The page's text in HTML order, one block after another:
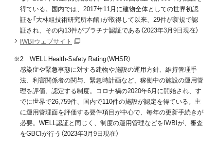
得ている。国内では、2017年11月に建物全体としての世界初認
証を「大林組技術研究所本館」が取得して以来、29件が新規で認
証され、その内13件がプラチナ認証である（2023年3月9日現在）
IWBIウェブサイト
※2 WELL Health-Safety Rating（WHSR）
感染症や緊急事態に対する建物や施設の運用方針、維持管理手
法、利害関係者の関与、緊急時計画など、稼働中の施設の運用管
理を評価、認定する制度。コロナ禍の2020年6月に開始され、す
でに世界で26,759件、国内で110件の施設が認定を得ている。主
に運用管理面を評価する要件項目が中心で、毎年の更新手続きが
必要。WELL認証と同じく、制度の運用管理などをIWBIが、審査
をGBCIが行う（2023年3月9日現在）